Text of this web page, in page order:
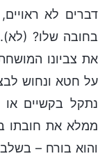
דברים לא
בחובה שלו? (לא).
את צביונו
על חטא ונחוש
נתקל בקשיים או
ממלא את חובתו
והוא בורח –